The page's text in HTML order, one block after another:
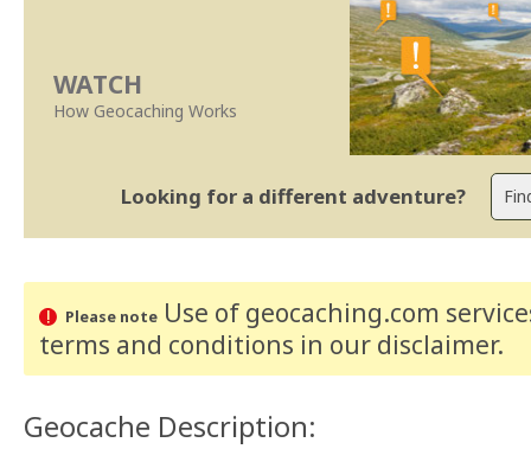
WATCH
How Geocaching Works
Looking for a different adventure?
Please noteUse of geocaching.com
terms and conditions in our disclaimer.
Geocache Description: